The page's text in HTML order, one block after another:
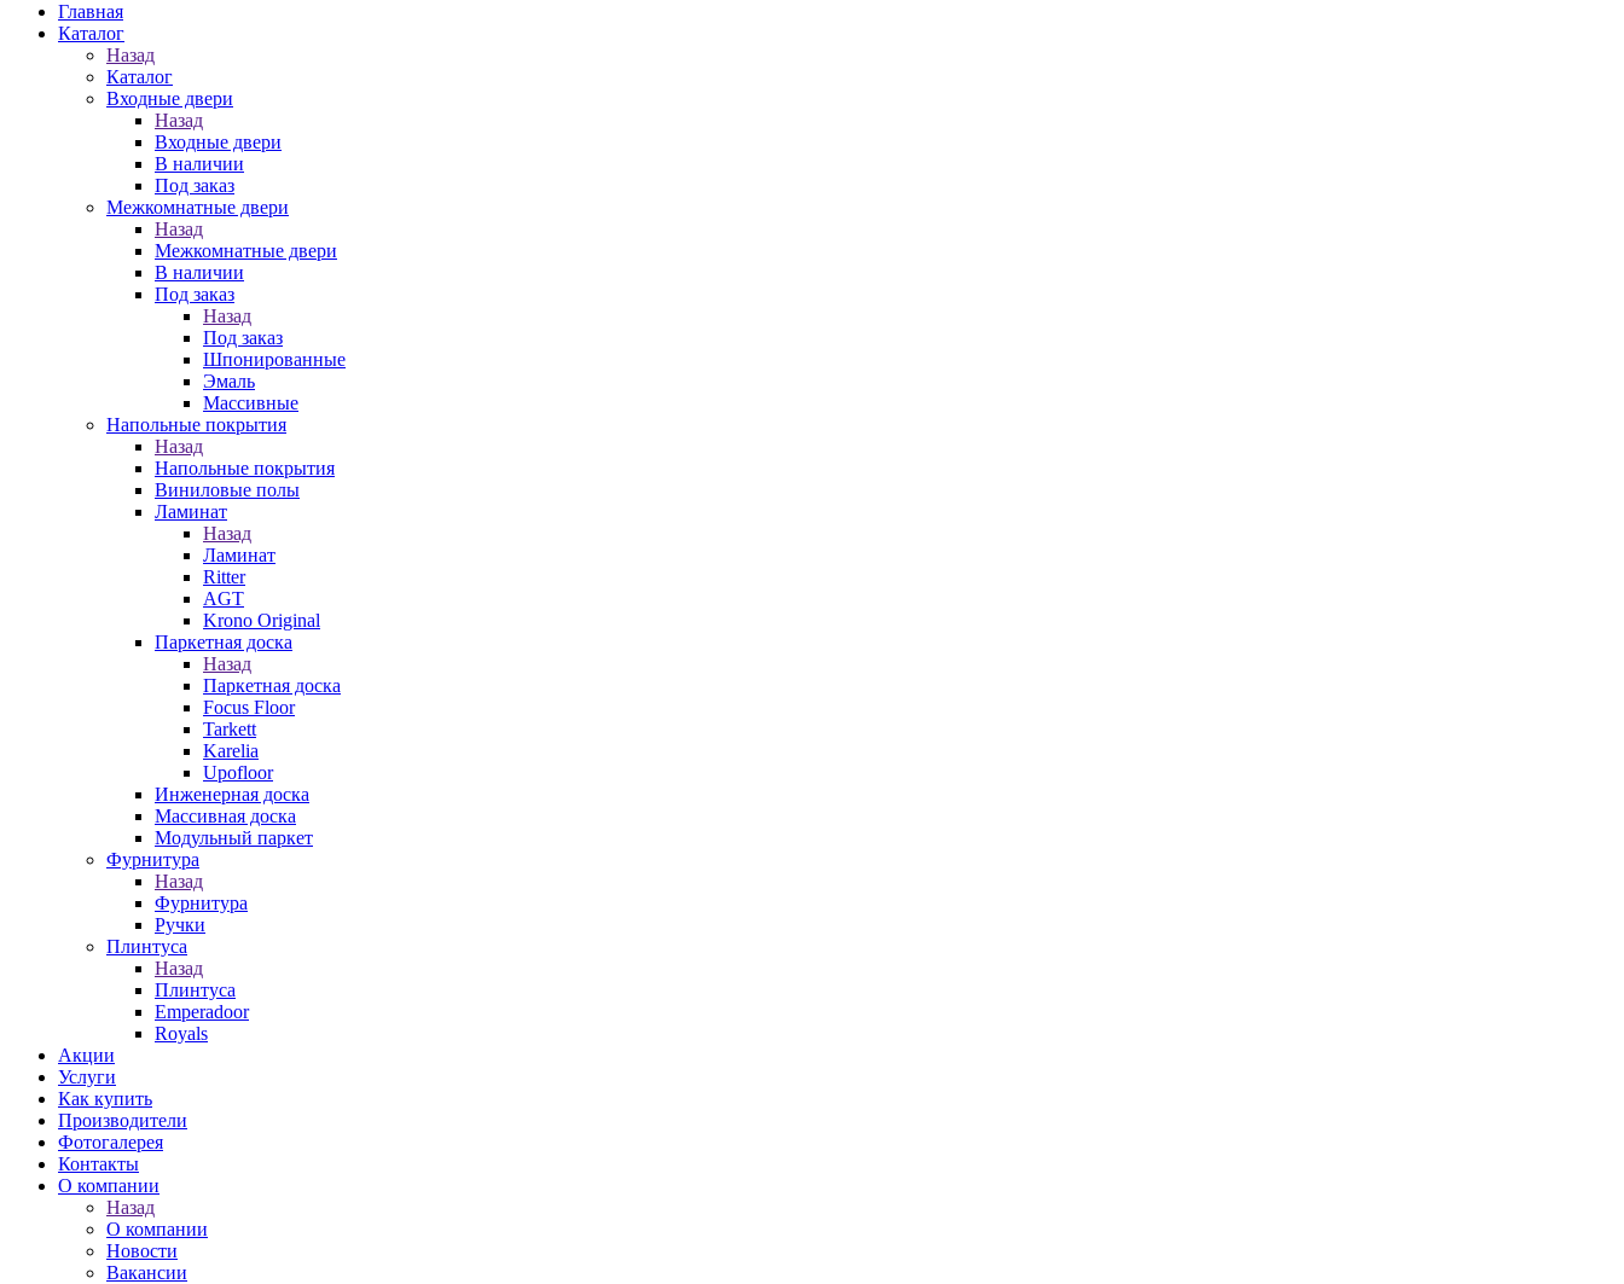
Главная
Каталог
Назад
Каталог
Входные двери
Назад
Входные двери
В наличии
Под заказ
Межкомнатные двери
Назад
Межкомнатные двери
В наличии
Под заказ
Назад
Под заказ
Шпонированные
Эмаль
Массивные
Напольные покрытия
Назад
Напольные покрытия
Виниловые полы
Ламинат
Назад
Ламинат
Ritter
AGT
Krono Original
Паркетная доска
Назад
Паркетная доска
Focus Floor
Tarkett
Karelia
Upofloor
Инженерная доска
Массивная доска
Модульный паркет
Фурнитура
Назад
Фурнитура
Ручки
Плинтуса
Назад
Плинтуса
Emperadoor
Royals
Акции
Услуги
Как купить
Производители
Фотогалерея
Контакты
О компании
Назад
О компании
Новости
Вакансии